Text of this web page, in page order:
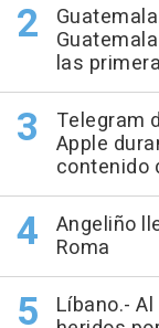
las
Telegram
Apple
contenido
Angeliño
Roma
Líbano.-